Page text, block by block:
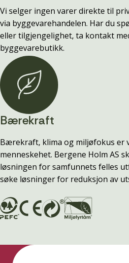
Vi selger ingen varer direkte til
via byggevarehandelen. Har du
eller tilgjengelighet, ta kontakt
byggevarebutikk.
Bærekraft
Bærekraft, klima og miljøfokus er
menneskehet. Bergene Holm AS
løsningen for samfunnets felles
søke løsninger for reduksjon av